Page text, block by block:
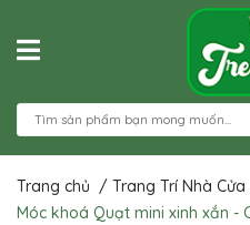
Trang chủ / Trang Trí Nhà Cửa
Móc khoá Quạt mini xinh xắn